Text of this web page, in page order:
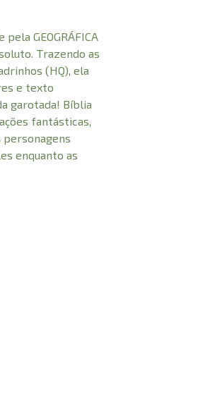
GEOGRÁFICA
Trazendo as
(HQ), ela
e texto
garotada! Bíblia
fantásticas,
enquanto as